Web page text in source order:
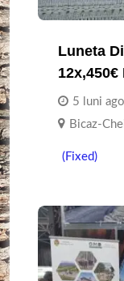
Luneta
12x,450€
5 luni ago
Bicaz-
(Fixed)